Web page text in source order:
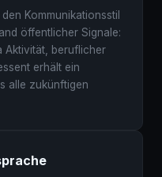
Kommunikationsstil
öffentlicher Signale:
Aktivität, beruflicher
erhält ein
alle zukünftigen